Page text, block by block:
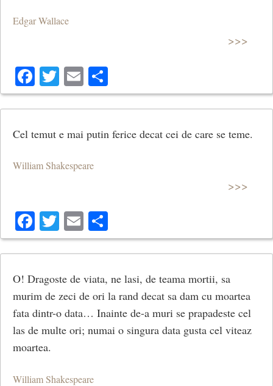
Edgar Wallace
>>>
Facebook
Twitter
Email
Cel temut e mai putin ferice decat cei de care se teme.
William Shakespeare
>>>
Facebook
Twitter
Email
O! Dragoste de viata, ne lasi, de teama mortii, sa
murim de zeci de ori la rand decat sa dam cu moartea
fata dintr-o data… Inainte de-a muri se prapadeste cel
las de multe ori; numai o singura data gusta cel viteaz
moartea.
William Shakespeare